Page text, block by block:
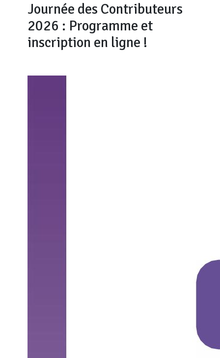
Journée des Contributeurs
2026 : Programme et
inscription en ligne !